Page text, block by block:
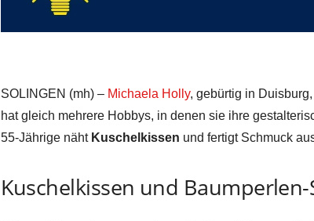
SOLINGEN (mh) – Michaela Holly, gebürtig in
hat gleich mehrere Hobbys, in denen sie ihre
55-Jährige näht Kuschelkissen und fertigt Schmuck
Kuschelkissen und